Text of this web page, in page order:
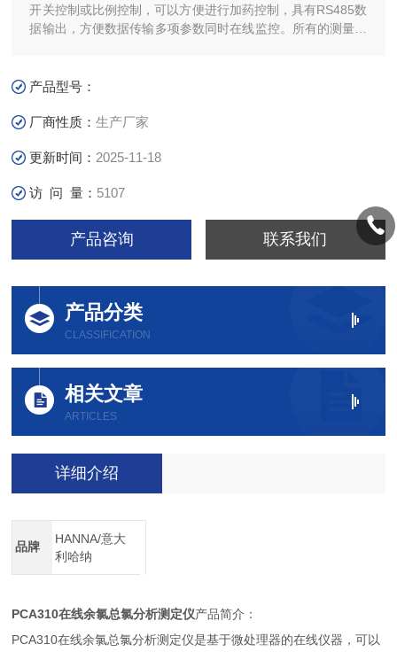
开关控制或比例控制，可以方便进行加药控制，具有RS485数
据输出，方便数据传输多项参数同时在线监控。所有的测量参
能力。
产品型号：
厂商性质：生产厂家
更新时间： 2025-11-18
访 问 量： 5107
产品咨询 联系我们
产品分类
CLASSIFICATION
相关文章
ARTICLES
详细介绍
品牌
HANNA/意大
利哈纳
PCA310在线余氯总氯分析测定仪产品简介：
PCA310在线余氯总氯分析测定仪是基于微处理器的在线仪器，可以